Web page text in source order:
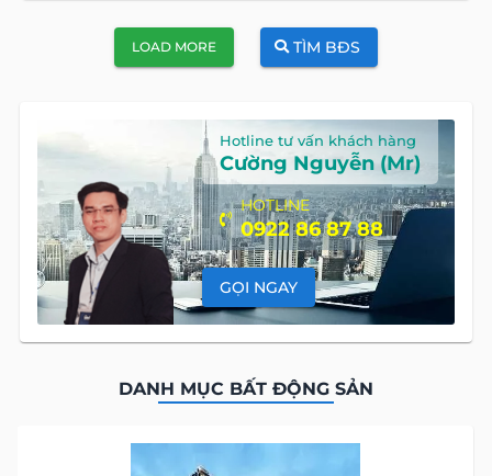
LOAD MORE TÌM BĐS
Hotline tư vấn khách hàng
Cường Nguyễn (Mr)
HOTLINE
0922 86 87 88
GỌI NGAY
DANH MỤC BẤT ĐỘNG SẢN